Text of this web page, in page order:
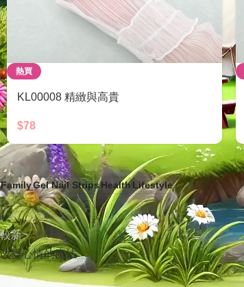
熱買
KL00008 精緻與高貴
$78
FamilyGel Nail StripsHealthLifestyle
較新
改變心情的魔法